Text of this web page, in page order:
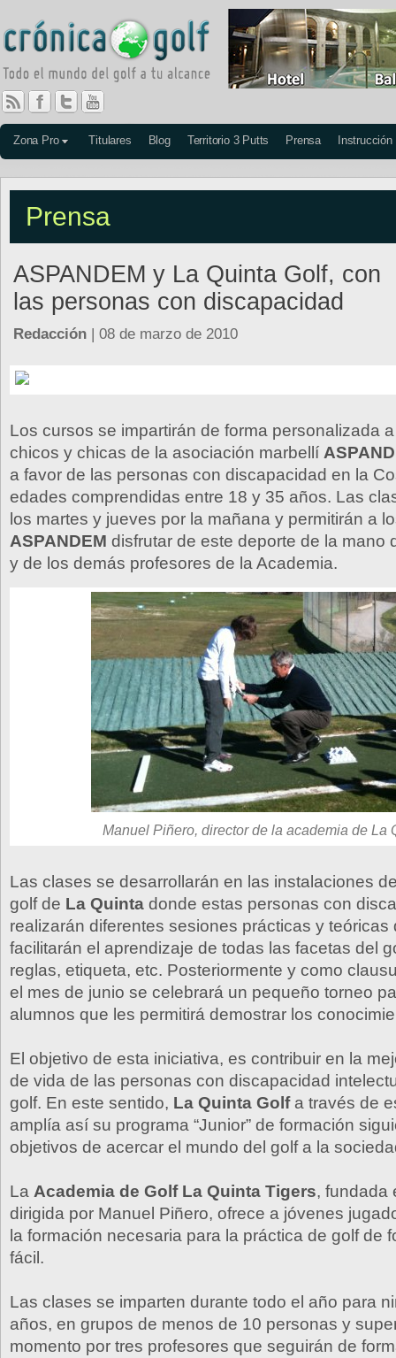
Zona Pro Titulares Blog Territorio 3 Putts Prensa Instrucción
Prensa
ASPANDEM y La Quinta Golf, con
las personas con discapacidad
Redacción | 08 de marzo de 2010
Los cursos se impartirán de forma personalizada
chicos y chicas de la asociación marbellí
a favor de las personas con discapacidad en la
edades comprendidas entre 18 y 35 años. Las
los martes y jueves por la mañana y permitirán a
ASPANDEM disfrutar de este deporte de la mano
y de los demás profesores de la Academia.
Manuel Piñero, director de la academia de La
Las clases se desarrollarán en las instalaciones
golf de La Quinta donde estas personas con
realizarán diferentes sesiones prácticas y teóricas
facilitarán el aprendizaje de todas las facetas del
reglas, etiqueta, etc. Posteriormente y como
el mes de junio se celebrará un pequeño torneo
alumnos que les permitirá demostrar los
El objetivo de esta iniciativa, es contribuir en la
de vida de las personas con discapacidad
golf. En este sentido, La Quinta Golfa través de
amplía así su programa “Junior” de formación
objetivos de acercar el mundo del golf a la
La Academia de Golf La Quinta Tigers, fundada
dirigida por Manuel Piñero, ofrece a jóvenes
la formación necesaria para la práctica de golf de
fácil.
Las clases se imparten durante todo el año para
años, en grupos de menos de 10 personas y
momento por tres profesores que seguirán de